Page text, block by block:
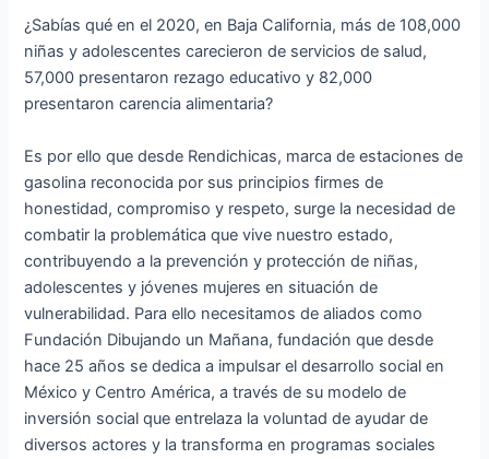
¿Sabías qué en el 2020, en Baja California, más de 108,000
niñas y adolescentes carecieron de servicios de salud,
57,000 presentaron rezago educativo y 82,000
presentaron carencia alimentaria?
Es por ello que desde Rendichicas, marca de estaciones de
gasolina reconocida por sus principios firmes de
honestidad, compromiso y respeto, surge la necesidad de
combatir la problemática que vive nuestro estado,
contribuyendo a la prevención y protección de niñas,
adolescentes y jóvenes mujeres en situación de
vulnerabilidad. Para ello necesitamos de aliados como
Fundación Dibujando un Mañana, fundación que desde
hace 25 años se dedica a impulsar el desarrollo social en
México y Centro América, a través de su modelo de
inversión social que entrelaza la voluntad de ayudar de
diversos actores y la transforma en programas sociales